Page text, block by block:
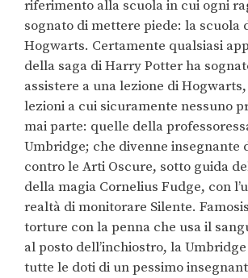
riferimento alla scuola in cui ogni
sognato di mettere piede: la scuola
Hogwarts. Certamente qualsiasi
della saga di Harry Potter ha
assistere a una lezione di
lezioni a cui sicuramente nessuno
mai parte: quelle della
Umbridge; che divenne insegnante
contro le Arti Oscure, sotto guida
della magia Cornelius Fudge, con
realtà di monitorare Silente.
torture con la penna che usa il
al posto dell’inchiostro, la
tutte le doti di un pessimo